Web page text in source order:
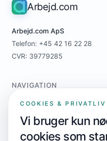
Arbejd.com
Arbejd.com ApS
Telefon: +45 42 16 22 28
CVR: 39779285
NAVIGATION
Home
For jobsøgere
For virksomheder
Priser
COOKIES & PRIVATLIV
Vi bruger kun
cookies som